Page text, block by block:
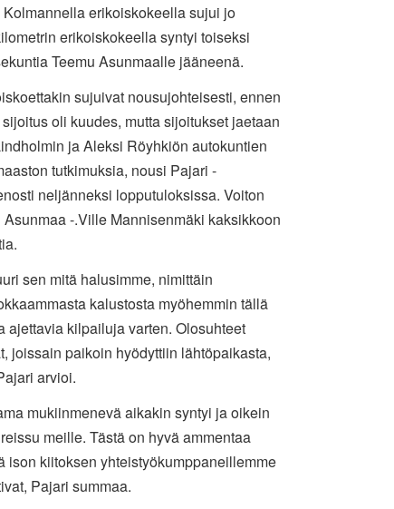
Kolmannella erikoiskokeella sujui jo
erikoiskokeella syntyi toiseksi
Teemu Asunmaalle jääneenä.
sujuivat nousujohteisesti, ennen
oli kuudes, mutta sijoitukset jaetaan
ja Aleksi Röyhkiön autokuntien
tutkimuksia, nousi Pajari -
neljänneksi lopputuloksissa. Voiton
-.Ville Mannisenmäki kaksikkoon
sen mitä halusimme, nimittäin
kalustosta myöhemmin tällä
ajettavia kilpailuja varten. Olosuhteet
joissain paikoin hyödyttiin lähtöpaikasta,
arvioi.
mukiinmenevä aikakin syntyi ja oikein
meille. Tästä on hyvä ammentaa
ison kiitoksen yhteistyökumppaneillemme
Pajari summaa.